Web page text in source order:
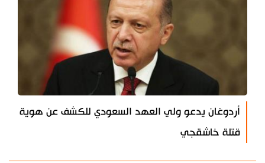
أردوغان يدعو ولي العهد السعودي للكشف عن هوية
قتلة خاشقجي